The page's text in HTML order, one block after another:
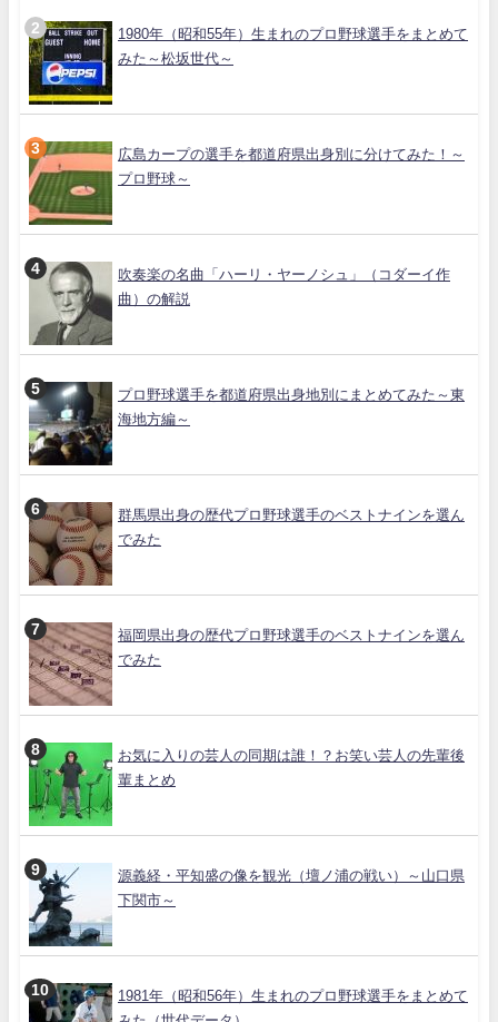
1980年（昭和55年）生まれのプロ野球選手をまとめて
みた～松坂世代～
広島カープの選手を都道府県出身別に分けてみた！～
プロ野球～
吹奏楽の名曲「ハーリ・ヤーノシュ」（コダーイ作
曲）の解説
プロ野球選手を都道府県出身地別にまとめてみた～東
海地方編～
群馬県出身の歴代プロ野球選手のベストナインを選ん
でみた
福岡県出身の歴代プロ野球選手のベストナインを選ん
でみた
お気に入りの芸人の同期は誰！？お笑い芸人の先輩後
輩まとめ
源義経・平知盛の像を観光（壇ノ浦の戦い）～山口県
下関市～
1981年（昭和56年）生まれのプロ野球選手をまとめて